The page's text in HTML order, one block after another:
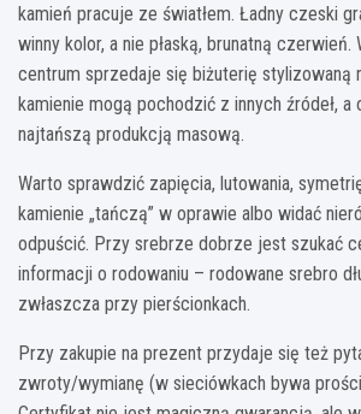
kamień pracuje ze światłem. Ładny czeski
winny kolor, a nie płaską, brunatną
centrum sprzedaje się biżuterię stylizowaną
kamienie mogą pochodzić z innych źródeł, a
najtańszą produkcją masową.
Warto sprawdzić zapięcia, lutowania,
kamienie „tańczą” w oprawie albo widać
odpuścić. Przy srebrze dobrze jest szukać
informacji o rodowaniu – rodowane srebro
zwłaszcza przy pierścionkach.
Przy zakupie na prezent przydaje się też
zwroty/wymianę (w sieciówkach bywa